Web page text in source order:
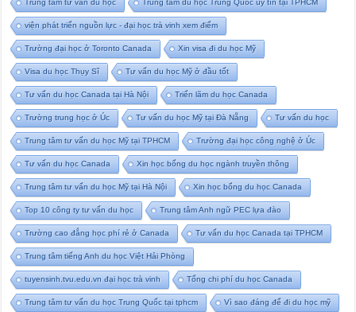
Trung tâm tư vấn du học Trung tâm du học Trung Quốc uy tín tại TPHCM
viện phát triển nguồn lực - đại học trà vinh xem điểm
Trường đại học ở Toronto Canada Xin visa đi du học Mỹ
Visa du học Thụy Sĩ Tư vấn du học Mỹ ở đầu tốt
Tư vấn du học Canada tại Hà Nội Triển lãm du học Canada
Trường trung học ở Úc Tư vấn du học Mỹ tại Đà Nẵng Tư vấn du học
Trung tâm tư vấn du học Mỹ tại TPHCM Trường đại học công nghệ ở Úc
Tư vấn du học Canada Xin học bổng du học ngành truyền thông
Trung tâm tư vấn du học Mỹ tại Hà Nội Xin học bổng du học Canada
Top 10 công ty tư vấn du học Trung tâm Anh ngữ PEC lựa đào
Trường cao đẳng học phí rẻ ở Canada Tư vấn du học Canada tại TPHCM
Trung tâm tiếng Anh du học Việt Hải Phòng
tuyensinh.tvu.edu.vn đại học trà vinh Tổng chi phí du học Canada
Trung tâm tư vấn du học Trung Quốc tại tphcm Vì sao đáng để đi du học mỹ